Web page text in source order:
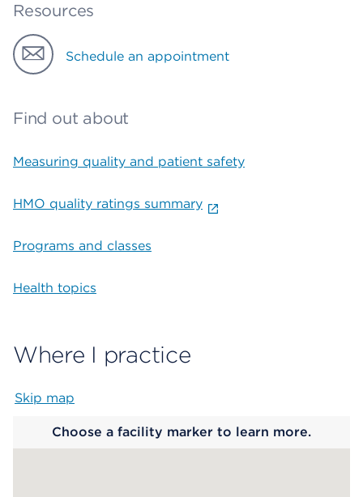
Resources
Schedule an appointment
Find out about
Measuring quality and patient safety
HMO quality ratings summary
Programs and classes
Health topics
Where I practice
Skip map
Choose a facility marker to learn more.